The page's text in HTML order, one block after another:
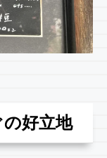
好立地